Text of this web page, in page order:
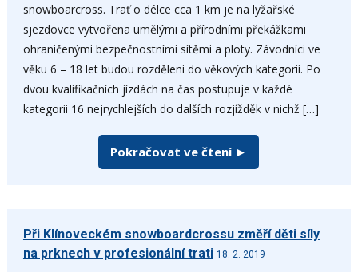
snowboarcross. Trať o délce cca 1 km je na lyžařské
sjezdovce vytvořena umělými a přírodními překážkami
ohraničenými bezpečnostními sítěmi a ploty. Závodníci ve
věku 6 – 18 let budou rozděleni do věkových kategorií. Po
dvou kvalifikačních jízdách na čas postupuje v každé
kategorii 16 nejrychlejších do dalších rozjížděk v nichž […]
Pokračovat ve čtení ►
Při Klínoveckém snowboardcrossu změří děti síly
na prknech v profesionální trati 18. 2. 2019